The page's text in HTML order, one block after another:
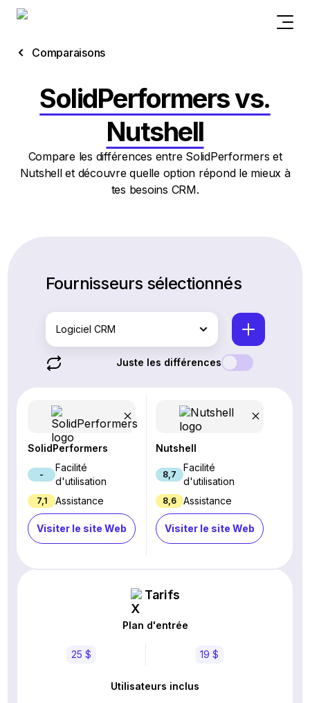
Comparaisons
SolidPerformers vs.
Nutshell
Compare les différences entre SolidPerformers et
Nutshell et découvre quelle option répond le mieux à
tes besoins CRM.
Fournisseurs sélectionnés
Logiciel CRM
Juste les différences
SolidPerformers
-
Facilité
d'utilisation
7,1 Assistance
Visiter le site Web
Nutshell
8,7
Facilité
d'utilisation
8,6 Assistance
Visiter le site Web
Tarifs
Plan d'entrée
25 $ 19 $
Utilisateurs inclus